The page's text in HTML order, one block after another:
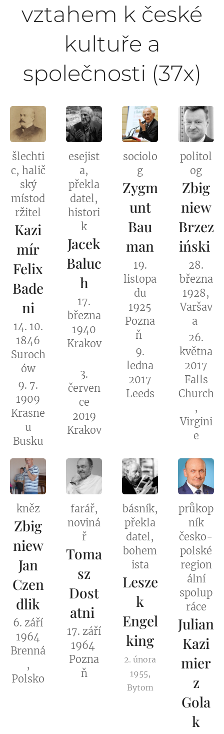
vztahem k české
kultuře a
společnosti (37x)
šlechti
c, halič
ský
místod
ržitel
Kazi
mír
Felix
Bade
ni
14. 10.
1846
Suroch
ów
9. 7.
1909
Krasne
u
Busku
esejist
a,
překla
datel,
histori
k
Jacek
Baluc
h
17.
března
1940
Krakov
3.
červen
ce
2019
Krakov
sociolo
g
Zygm
unt
Bau
man
19.
listopa
du
1925
Pozna
ň
9.
ledna
2017
Leeds
politol
og
Zbig
niew
Brzez
iński
28.
března
1928,
Varšav
a
26.
května
2017
Falls
Church
,
Virgini
e
kněz
Zbig
niew
Jan
Czen
dlik
6. září
1964
Brenná
,
Polsko
farář,
noviná
ř
Toma
sz
Dost
atni
17. září
1964
Pozna
ň
básník,
překla
datel,
bohem
ista
Lesze
k
Engel
king
2. února
1955,
Bytom
průkop
ník
česko-
polské
region
ální
spolup
ráce
Julian
Kazi
mier
z
Gola
k